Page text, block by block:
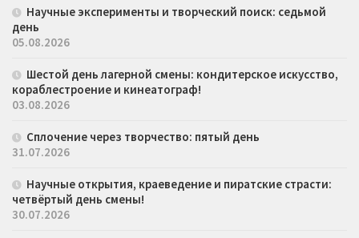
Научные эксперименты и творческий поиск: седьмой
день
05.08.2026
Шестой день лагерной смены: кондитерское искусство,
кораблестроение и кинеатограф!
03.08.2026
Сплочение через творчество: пятый день
31.07.2026
Научные открытия, краеведение и пиратские страсти:
четвёртый день смены!
30.07.2026